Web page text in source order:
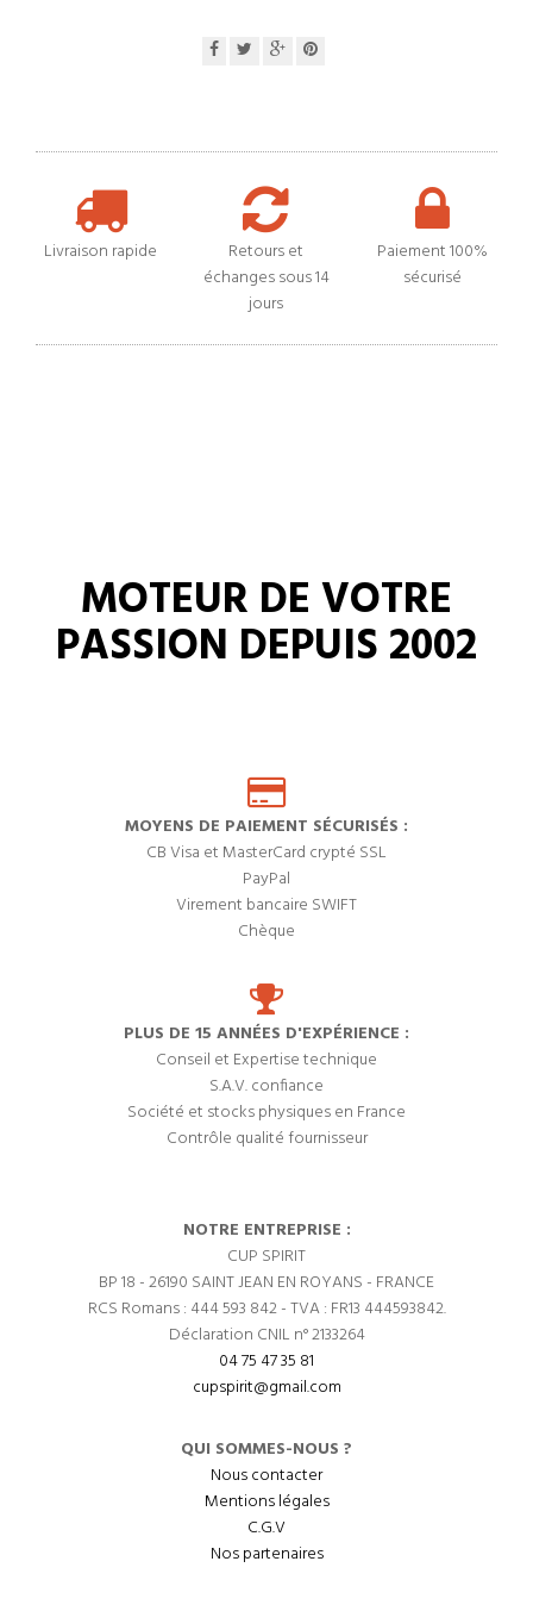
Livraison rapide
Retours et
échanges sous 14
jours
Paiement 100%
sécurisé
MOTEUR DE VOTRE
PASSION DEPUIS 2002
MOYENS DE PAIEMENT SÉCURISÉS :
CB Visa et MasterCard crypté SSL
PayPal
Virement bancaire SWIFT
Chèque
PLUS DE 15 ANNÉES D'EXPÉRIENCE :
Conseil et Expertise technique
S.A.V. confiance
Société et stocks physiques en France
Contrôle qualité fournisseur
NOTRE ENTREPRISE :
CUP SPIRIT
BP 18 - 26190 SAINT JEAN EN ROYANS - FRANCE
RCS Romans : 444 593 842 - TVA : FR13 444593842.
Déclaration CNIL n° 2133264
04 75 47 35 81
cupspirit@gmail.com
QUI SOMMES-NOUS ?
Nous contacter
Mentions légales
C.G.V
Nos partenaires